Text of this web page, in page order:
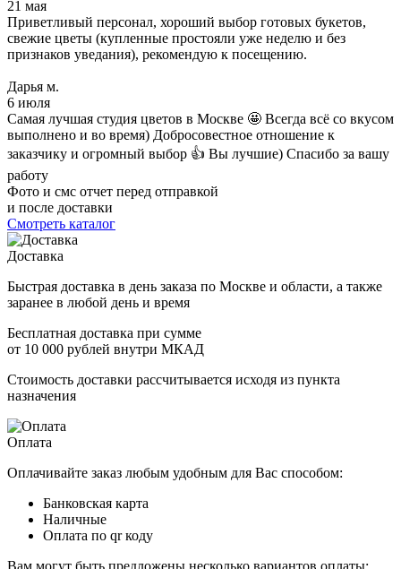
21 мая
Приветливый персонал, хороший выбор готовых букетов,
свежие цветы (купленные простояли уже неделю и без
признаков уведания), рекомендую к посещению.
Дарья м.
6 июля
Самая лучшая студия цветов в Москве 🤩 Всегда всё со вкусом
выполнено и во время) Добросовестное отношение к
заказчику и огромный выбор 👍 Вы лучшие) Спасибо за вашу
работу
Фото и смс отчет перед отправкой
и после доставки
Смотреть каталог
Доставка
Быстрая доставка в день заказа по Москве и области, а также
заранее в любой день и время
Бесплатная доставка при сумме
от 10 000 рублей внутри МКАД
Стоимость доставки рассчитывается исходя из пункта
назначения
Оплата
Оплачивайте заказ любым удобным для Вас способом:
Банковская карта
Наличные
Оплата по qr коду